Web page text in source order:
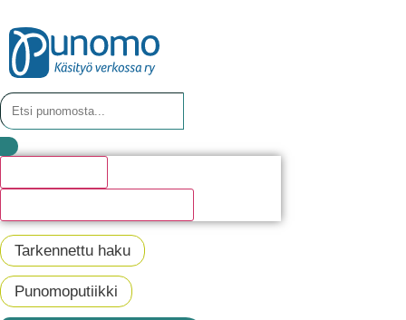
Tarkennettu haku
Punomoputiikki